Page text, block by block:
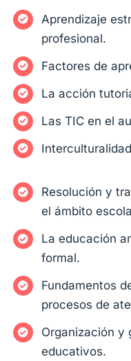
Aprendizaje
profesional.
Factores de
La acción
Las TIC en el
Resolución y
el ámbito
La educación
formal.
Fundamentos
procesos de
Organización y
educativos.